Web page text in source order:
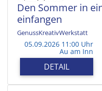
Den Sommer in
einfangen
GenussKreativWerkstatt
05.09.2026 11:00 Uhr
Au am Inn
DETAIL